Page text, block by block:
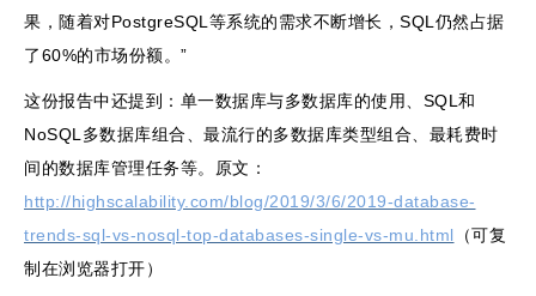
果，随着对PostgreSQL等系统的需求不断增长，SQL仍然占据
了60%的市场份额。”
这份报告中还提到：单一数据库与多数据库的使用、SQL和
NoSQL多数据库组合、最流行的多数据库类型组合、最耗费时
间的数据库管理任务等。原文：
http://highscalability.com/blog/2019/3/6/2019-database-
trends-sql-vs-nosql-top-databases-single-vs-mu.html （可复
制在浏览器打开）